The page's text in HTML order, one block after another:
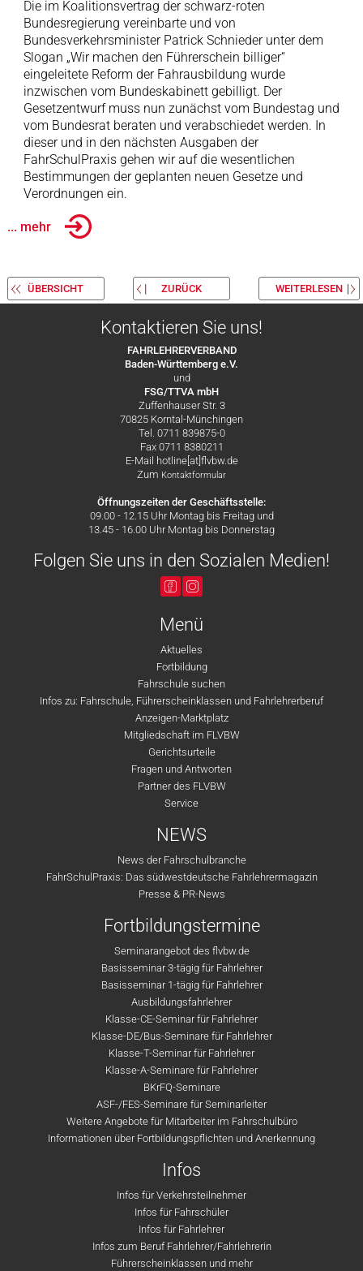
Die im Koalitionsvertrag der schwarz-roten
Bundesregierung vereinbarte und von
Bundesverkehrsminister Patrick Schnieder unter dem
Slogan „Wir machen den Führerschein billiger“
eingeleitete Reform der Fahrausbildung wurde
inzwischen vom Bundeskabinett gebilligt. Der
Gesetzentwurf muss nun zunächst vom Bundestag und
vom Bundesrat beraten und verabschiedet werden. In
dieser und in den nächsten Ausgaben der
FahrSchulPraxis gehen wir auf die wesentlichen
Bestimmungen der geplanten neuen Gesetze und
Verordnungen ein.
... mehr
ÜBERSICHT ZURÜCK WEITERLESEN
Kontaktieren Sie uns!
FAHRLEHRERVERBAND
Baden-Württemberg e.V.
und
FSG/TTVA mbH
Zuffenhauser Str. 3
70825 Korntal-Münchingen
Tel. 0711 839875-0
Fax 0711 8380211
E-Mail hotline[at]flvbw.de
Zum Kontaktformular
Öffnungszeiten der Geschäftsstelle:
09.00 - 12.15 Uhr Montag bis Freitag und
13.45 - 16.00 Uhr Montag bis Donnerstag
Folgen Sie uns in den Sozialen Medien!
Menü
Aktuelles
Fortbildung
Fahrschule suchen
Infos zu: Fahrschule, Führerscheinklassen und Fahrlehrerberuf
Anzeigen-Marktplatz
Mitgliedschaft im FLVBW
Gerichtsurteile
Fragen und Antworten
Partner des FLVBW
Service
NEWS
News der Fahrschulbranche
FahrSchulPraxis: Das südwestdeutsche Fahrlehrermagazin
Presse & PR-News
Fortbildungstermine
Seminarangebot des flvbw.de
Basisseminar 3-tägig für Fahrlehrer
Basisseminar 1-tägig für Fahrlehrer
Ausbildungsfahrlehrer
Klasse-CE-Seminar für Fahrlehrer
Klasse-DE/Bus-Seminare für Fahrlehrer
Klasse-T-Seminar für Fahrlehrer
Klasse-A-Seminare für Fahrlehrer
BKrFQ-Seminare
ASF-/FES-Seminare für Seminarleiter
Weitere Angebote für Mitarbeiter im Fahrschulbüro
Informationen über Fortbildungspflichten und Anerkennung
Infos
Infos für Verkehrsteilnehmer
Infos für Fahrschüler
Infos für Fahrlehrer
Infos zum Beruf Fahrlehrer/Fahrlehrerin
Führerscheinklassen und mehr